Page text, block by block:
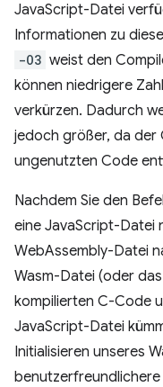
JavaScript-Datei
Informationen zu
-O3 weist den
können niedrigere
verkürzen. Dadurch
jedoch größer, da der
ungenutzten Code
Nachdem Sie den
eine JavaScript-Datei
WebAssembly-Datei
Wasm-Datei (oder
kompilierten C-Code
JavaScript-Datei
Initialisieren unseres